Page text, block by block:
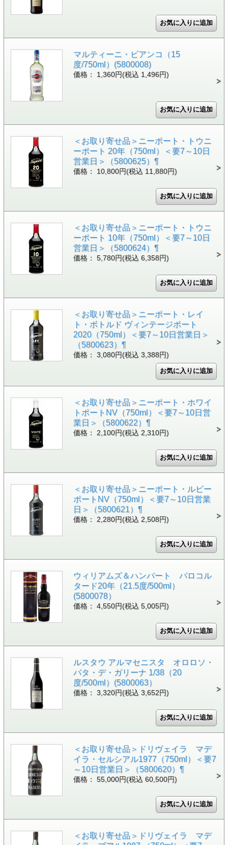
マルティーニ・ビアンコ（15
度/750ml）(5800008)
価格： 1,360円(税込 1,496円)
＜お取り寄せ品＞ニーポート・トウニ
ーポート 20年（750ml）＜要7～10日
営業日＞（5800625）¶
価格： 10,800円(税込 11,880円)
＜お取り寄せ品＞ニーポート・トウニ
ーポート 10年（750ml）＜要7～10日
営業日＞（5800624）¶
価格： 5,780円(税込 6,358円)
＜お取り寄せ品＞ニーポート・レイ
ト・ボトルド ヴィンテージポート
2020（750ml）＜要7～10日営業日＞
（5800623）¶
価格： 3,080円(税込 3,388円)
＜お取り寄せ品＞ニーポート・ホワイ
トポートNV（750ml）＜要7～10日営
業日＞（5800622）¶
価格： 2,100円(税込 2,310円)
＜お取り寄せ品＞ニーポート・ルビー
ポートNV（750ml）＜要7～10日営業
日＞（5800621）¶
価格： 2,280円(税込 2,508円)
ウィリアムズ＆ハンバート パロコル
タード20年（21.5度/500ml）
(5800078）
価格： 4,550円(税込 5,005円)
ルスタウ アルマセニスタ オロロソ・
パタ・デ・ガリーナ 1/38（20
度/500ml）(5800063）
価格： 3,320円(税込 3,652円)
＜お取り寄せ品＞ドリヴェイラ マデ
イラ・セルシアル1977（750ml）＜要7
～10日営業日＞（5800620）¶
価格： 55,000円(税込 60,500円)
＜お取り寄せ品＞ドリヴェイラ マデ